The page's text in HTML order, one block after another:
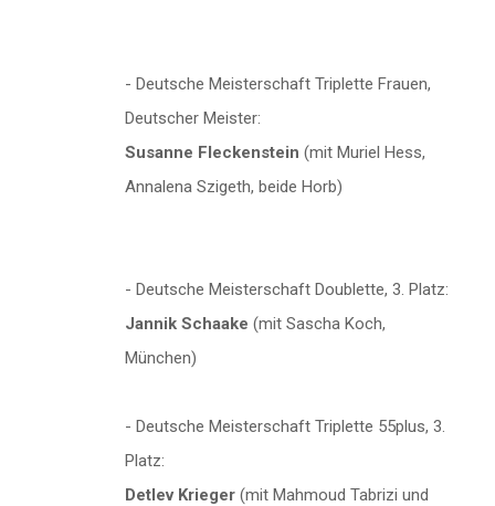
- Deutsche Meisterschaft Triplette Frauen,
Deutscher Meister:
Susanne Fleckenstein (mit Muriel Hess,
Annalena Szigeth, beide Horb)
- Deutsche Meisterschaft Doublette, 3. Platz:
Jannik Schaake (mit Sascha Koch,
München)
- Deutsche Meisterschaft Triplette 55plus, 3.
Platz:
Detlev Krieger (mit Mahmoud Tabrizi und